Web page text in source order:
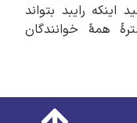
رایبد بتواند
همۀ خوانندگان